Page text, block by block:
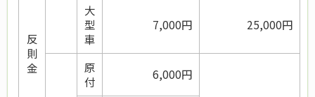
反
則
金
大
型
車
7,000円 25,000円
原
付
6,000円